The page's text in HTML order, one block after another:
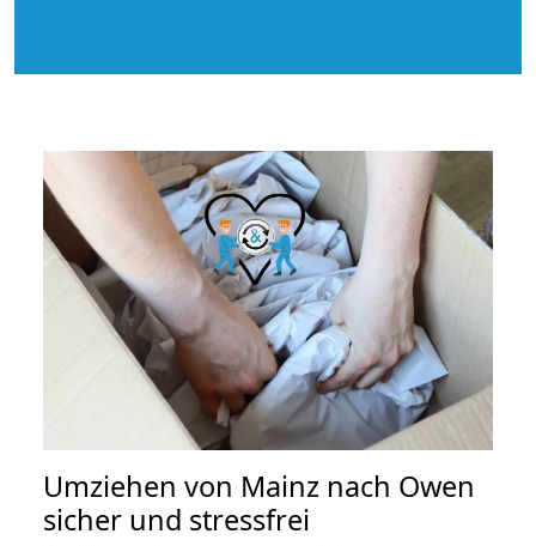
Umziehen von Mainz nach Owen
sicher und stressfrei